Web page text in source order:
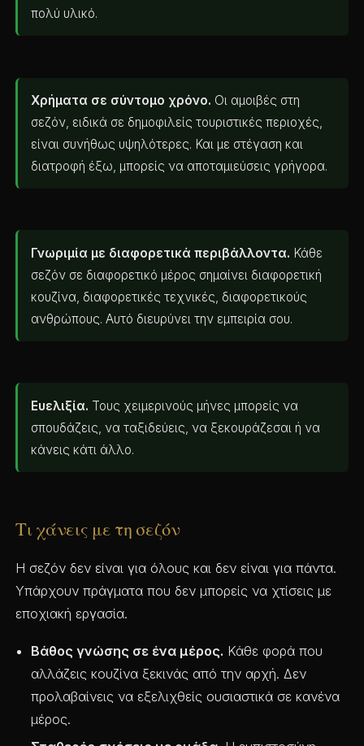
πολύ υλικό.
Χρήματα σε σύντομο χρόνο. Οι αμοιβές στη
σεζόν, ειδικά σε δημοφιλείς τουριστικές περιοχές,
είναι συνήθως υψηλότερες. Και με στέγαση και
διατροφή έξω, μπορείς να αποταμιεύσεις γρήγορα.
Γνωριμία με διαφορετικά περιβάλλοντα. Κάθε
σεζόν σε διαφορετικό μέρος σημαίνει διαφορετική
κουζίνα, διαφορετικές τεχνικές, διαφορετικούς
ανθρώπους. Αυτό διευρύνει την εμπειρία σου.
Ευελιξία. Τους χειμερινούς μήνες μπορείς να
σπουδάζεις, να ταξιδεύεις, να ξεκουράζεσαι ή να
κάνεις κάτι άλλο.
Τι χάνεις με τη σεζόν
Η σεζόν δεν είναι για όλους και δεν είναι για πάντα.
Υπάρχουν πράγματα που δεν μπορείς να χτίσεις με
εποχιακή εργασία.
Βάθος γνώσης σε ένα μέρος. Κάθε φορά που
αλλάζεις κουζίνα ξεκινάς από την αρχή. Δεν
προλαβαίνεις να εξελιχθείς ουσιαστικά σε κανένα
μέρος.